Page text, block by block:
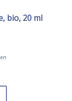
bio, 20 ml